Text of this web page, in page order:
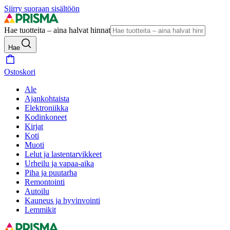
Siirry suoraan sisältöön
Hae tuotteita – aina halvat hinnat
Hae
Ostoskori
Ale
Ajankohtaista
Elektroniikka
Kodinkoneet
Kirjat
Koti
Muoti
Lelut ja lastentarvikkeet
Urheilu ja vapaa-aika
Piha ja puutarha
Remontointi
Autoilu
Kauneus ja hyvinvointi
Lemmikit